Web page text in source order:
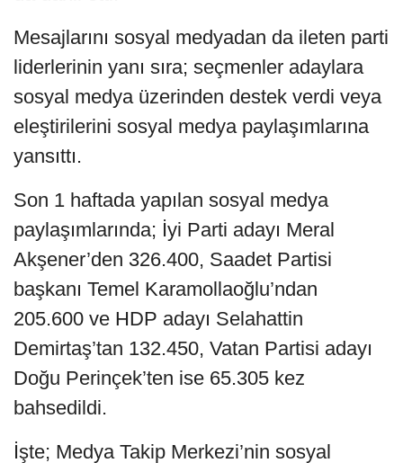
Mesajlarını sosyal medyadan da ileten parti
liderlerinin yanı sıra; seçmenler adaylara
sosyal medya üzerinden destek verdi veya
eleştirilerini sosyal medya paylaşımlarına
yansıttı.
Son 1 haftada yapılan sosyal medya
paylaşımlarında; İyi Parti adayı Meral
Akşener’den 326.400, Saadet Partisi
başkanı Temel Karamollaoğlu’ndan
205.600 ve HDP adayı Selahattin
Demirtaş’tan 132.450, Vatan Partisi adayı
Doğu Perinçek’ten ise 65.305 kez
bahsedildi.
İşte; Medya Takip Merkezi’nin sosyal